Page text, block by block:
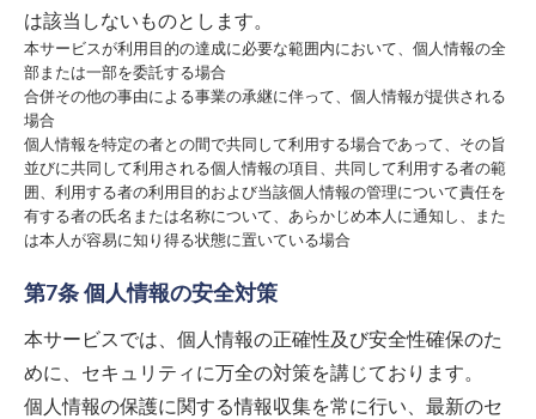
は該当しないものとします。
本サービスが利用目的の達成に必要な範囲内において、個人情報の全
部または一部を委託する場合
合併その他の事由による事業の承継に伴って、個人情報が提供される
場合
個人情報を特定の者との間で共同して利用する場合であって、その旨
並びに共同して利用される個人情報の項目、共同して利用する者の範
囲、利用する者の利用目的および当該個人情報の管理について責任を
有する者の氏名または名称について、あらかじめ本人に通知し、また
は本人が容易に知り得る状態に置いている場合
第7条 個人情報の安全対策
本サービスでは、個人情報の正確性及び安全性確保のた
めに、セキュリティに万全の対策を講じております。
個人情報の保護に関する情報収集を常に行い、最新のセ